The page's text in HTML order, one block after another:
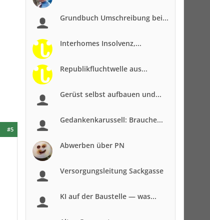
#5
Grundbuch Umschreibung bei...
Interhomes Insolvenz,...
Republikfluchtwelle aus...
Gerüst selbst aufbauen und...
Gedankenkarussell: Brauche...
Abwerben über PN
Versorgungsleitung Sackgasse
KI auf der Baustelle — was...